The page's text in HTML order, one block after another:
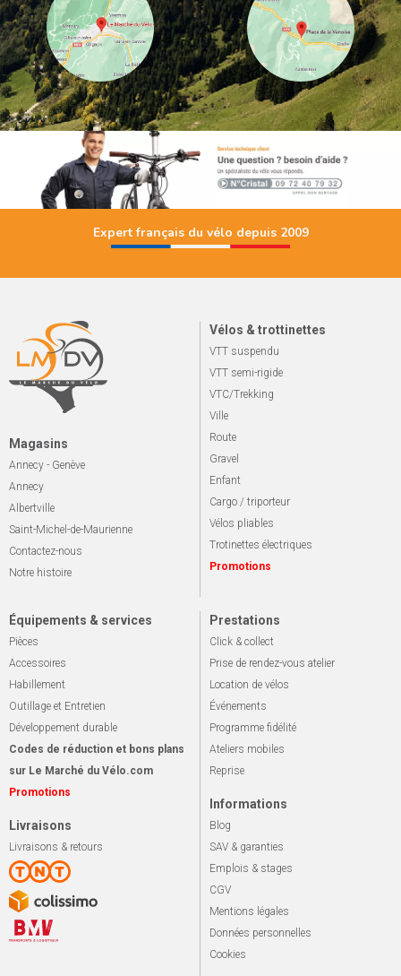
Expert français du vélo depuis 2009
Magasins
Annecy - Genève
Annecy
Albertville
Saint-Michel-de-Maurienne
Contactez-nous
Notre histoire
Vélos & trottinettes
VTT suspendu
VTT semi-rigide
VTC/Trekking
Ville
Route
Gravel
Enfant
Cargo / triporteur
Vélos pliables
Trotinettes électriques
Promotions
Équipements & services
Pièces
Accessoires
Habillement
Outillage et Entretien
Développement durable
Codes de réduction et bons plans
sur Le Marché du Vélo.com
Promotions
Livraisons
Livraisons & retours
Prestations
Click & collect
Prise de rendez-vous atelier
Location de vélos
Événements
Programme fidélité
Ateliers mobiles
Reprise
Informations
Blog
SAV & garanties
Emplois & stages
CGV
Mentions légales
Données personnelles
Cookies